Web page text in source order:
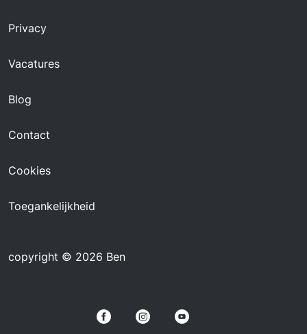
Privacy
Vacatures
Blog
Contact
Cookies
Toegankelijkheid
copyright © 2026 Ben